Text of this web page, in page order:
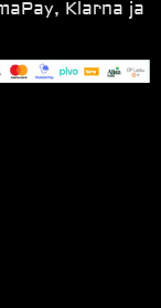
Klarna ja